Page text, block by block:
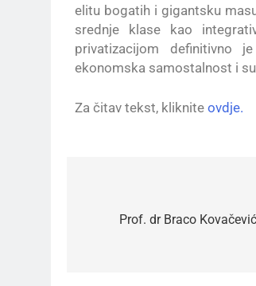
elitu bogatih i gigantsku
srednje klase kao
privatizacijom definitivno
ekonomska samostalnost i
Za čitav tekst, kliknite ovdje.
Prof. dr Braco